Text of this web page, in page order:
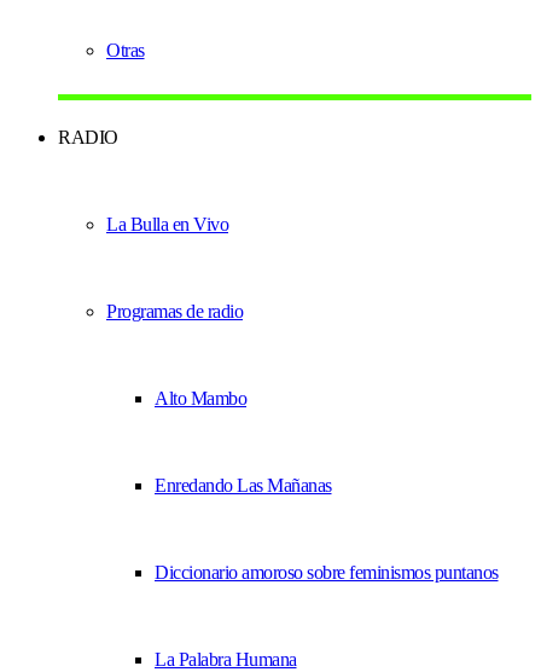
Otras
RADIO
La Bulla en Vivo
Programas de radio
Alto Mambo
Enredando Las Mañanas
Diccionario amoroso sobre feminismos puntanos
La Palabra Humana